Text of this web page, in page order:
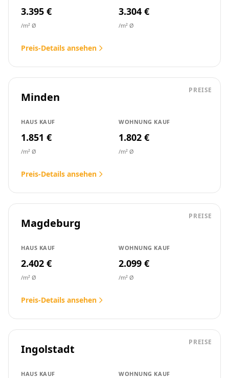
3.395 €
/m² Ø
3.304 €
/m² Ø
Preis-Details ansehen
PREISE
Minden
HAUS KAUF
1.851 €
/m² Ø
WOHNUNG KAUF
1.802 €
/m² Ø
Preis-Details ansehen
PREISE
Magdeburg
HAUS KAUF
2.402 €
/m² Ø
WOHNUNG KAUF
2.099 €
/m² Ø
Preis-Details ansehen
PREISE
Ingolstadt
HAUS KAUF WOHNUNG KAUF